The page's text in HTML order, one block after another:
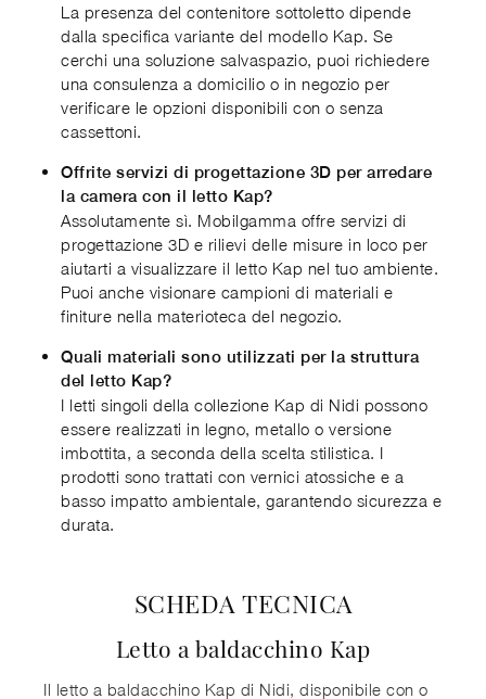
La presenza del contenitore sottoletto dipende
dalla specifica variante del modello Kap. Se
cerchi una soluzione salvaspazio, puoi richiedere
una consulenza a domicilio o in negozio per
verificare le opzioni disponibili con o senza
cassettoni.
Offrite servizi di progettazione 3D per arredare
la camera con il letto Kap?
Assolutamente sì. Mobilgamma offre servizi di
progettazione 3D e rilievi delle misure in loco per
aiutarti a visualizzare il letto Kap nel tuo ambiente.
Puoi anche visionare campioni di materiali e
finiture nella materioteca del negozio.
Quali materiali sono utilizzati per la struttura
del letto Kap?
I letti singoli della collezione Kap di Nidi possono
essere realizzati in legno, metallo o versione
imbottita, a seconda della scelta stilistica. I
prodotti sono trattati con vernici atossiche e a
basso impatto ambientale, garantendo sicurezza e
durata.
SCHEDA TECNICA
Letto a baldacchino Kap
Il letto a baldacchino Kap di Nidi, disponibile con o